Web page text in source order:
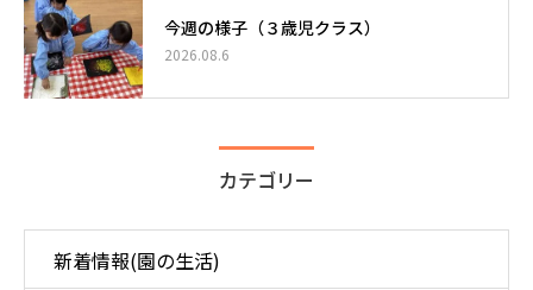
今週の様子（３歳児クラス）
2026.08.6
カテゴリー
新着情報(園の生活)